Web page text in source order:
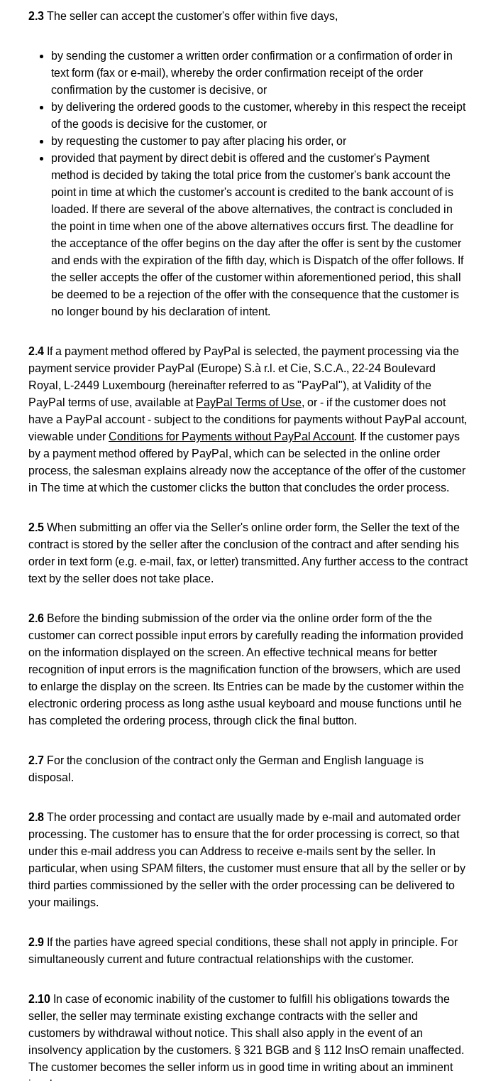
2.3 The seller can accept the customer's offer within five days,
by sending the customer a written order confirmation or a confirmation of order in
text form (fax or e-mail), whereby the order confirmation receipt of the order
confirmation by the customer is decisive, or
by delivering the ordered goods to the customer, whereby in this respect the receipt
of the goods is decisive for the customer, or
by requesting the customer to pay after placing his order, or
provided that payment by direct debit is offered and the customer's Payment
method is decided by taking the total price from the customer's bank account the
point in time at which the customer's account is credited to the bank account of is
loaded. If there are several of the above alternatives, the contract is concluded in
the point in time when one of the above alternatives occurs first. The deadline for
the acceptance of the offer begins on the day after the offer is sent by the customer
and ends with the expiration of the fifth day, which is Dispatch of the offer follows. If
the seller accepts the offer of the customer within aforementioned period, this shall
be deemed to be a rejection of the offer with the consequence that the customer is
no longer bound by his declaration of intent.
2.4 If a payment method offered by PayPal is selected, the payment processing via the
payment service provider PayPal (Europe) S.à r.l. et Cie, S.C.A., 22-24 Boulevard
Royal, L-2449 Luxembourg (hereinafter referred to as "PayPal"), at Validity of the
PayPal terms of use, available at PayPal Terms of Use, or - if the customer does not
have a PayPal account - subject to the conditions for payments without PayPal account,
viewable under Conditions for Payments without PayPal Account. If the customer pays
by a payment method offered by PayPal, which can be selected in the online order
process, the salesman explains already now the acceptance of the offer of the customer
in The time at which the customer clicks the button that concludes the order process.
2.5 When submitting an offer via the Seller's online order form, the Seller the text of the
contract is stored by the seller after the conclusion of the contract and after sending his
order in text form (e.g. e-mail, fax, or letter) transmitted. Any further access to the contract
text by the seller does not take place.
2.6 Before the binding submission of the order via the online order form of the the
customer can correct possible input errors by carefully reading the information provided
on the information displayed on the screen. An effective technical means for better
recognition of input errors is the magnification function of the browsers, which are used
to enlarge the display on the screen. Its Entries can be made by the customer within the
electronic ordering process as long asthe usual keyboard and mouse functions until he
has completed the ordering process, through click the final button.
2.7 For the conclusion of the contract only the German and English language is
disposal.
2.8 The order processing and contact are usually made by e-mail and automated order
processing. The customer has to ensure that the for order processing is correct, so that
under this e-mail address you can Address to receive e-mails sent by the seller. In
particular, when using SPAM filters, the customer must ensure that all by the seller or by
third parties commissioned by the seller with the order processing can be delivered to
your mailings.
2.9 If the parties have agreed special conditions, these shall not apply in principle. For
simultaneously current and future contractual relationships with the customer.
2.10 In case of economic inability of the customer to fulfill his obligations towards the
seller, the seller may terminate existing exchange contracts with the seller and
customers by withdrawal without notice. This shall also apply in the event of an
insolvency application by the customers. § 321 BGB and § 112 InsO remain unaffected.
The customer becomes the seller inform us in good time in writing about an imminent